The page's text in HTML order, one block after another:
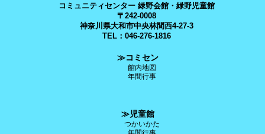
コミュニティセンター 緑野会館・緑野児童館
〒242-0008
神奈川県大和市中央林間西4-27-3
TEL：046-276-1816
≫コミセン
館内地図
年間行事
≫児童館
つかいかた
年間行事